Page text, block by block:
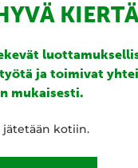
ja toimivat
mukaisesti.
kotiin.